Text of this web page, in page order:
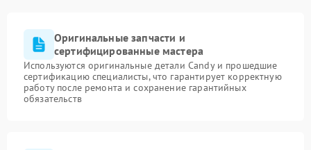
Оригинальные запчасти и
сертифицированные мастера
Используются оригинальные детали Candy и прошедшие
сертификацию специалисты, что гарантирует корректную
работу после ремонта и сохранение гарантийных
обязательств